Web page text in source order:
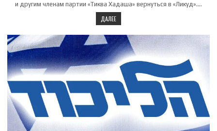
и другим членам партии «Тиква Хадаша» вернуться в «Ликуд»….
ДАЛЕЕ